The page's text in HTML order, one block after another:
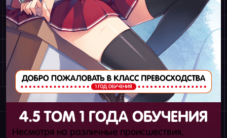
4.5 ТОМ 1 ГОДА ОБУЧЕНИЯ
Несмотря на различные происшествия,